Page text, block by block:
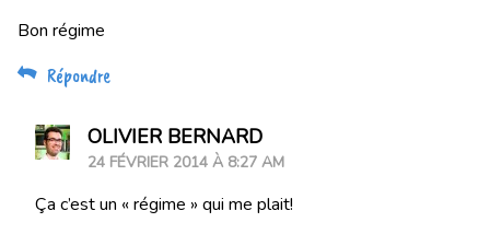
Bon régime
Répondre
OLIVIER BERNARD
24 FÉVRIER 2014 À 8:27 AM
Ça c’est un « régime » qui me plait!